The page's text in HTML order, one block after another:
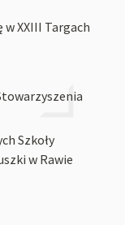
XXIII Targach
Szkoły
w Rawie